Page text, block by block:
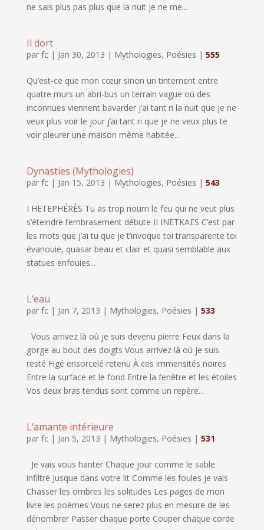
ne sais plus pas plus que la nuit je ne me...
Il dort
par fc| Jan 30, 2013 | Mythologies, Poésies | 555
Qu’est-ce que mon cœur sinon un tintement entre
quatre murs un abri-bus un terrain vague où des
inconnues viennent bavarder j’ai tant ri la nuit que je ne
veux plus voir le jour j’ai tant ri que je ne veux plus te
voir pleurer une maison même habitée...
Dynasties (Mythologies)
par fc| Jan 15, 2013 | Mythologies, Poésies | 543
I HETEPHÉRÈS Tu as trop nourri le feu qui ne veut plus
s’éteindre l’embrasement débute II INETKAES C’est par
les mots que j’ai tu que je t’invoque toi transparente toi
évanouie, quasar beau et clair et quasi semblable aux
statues enfouies...
L’eau
par fc| Jan 7, 2013 | Mythologies, Poésies | 533
Vous arrivez là où je suis devenu pierre Feux dans la
gorge au bout des doigts Vous arrivez là où je suis
resté Figé ensorcelé retenu À ces immensités noires
Entre la surface et le fond Entre la fenêtre et les étoiles
Vos deux bras tendus sont comme un repère...
L’amante intérieure
par fc| Jan 5, 2013 | Mythologies, Poésies | 531
Je vais vous hanter Chaque jour comme le sable
infiltré Jusque dans votre lit Comme les foules je vais
Chasser les ombres les solitudes Les pages de mon
livre les poèmes Vous ne serez plus en mesure de les
dénombrer Passer chaque porte Couper chaque corde